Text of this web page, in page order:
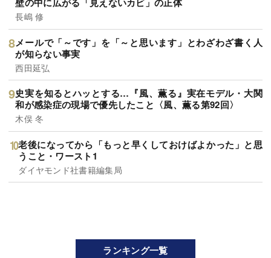
長嶋 修
メールで「～です」を「～と思います」とわざわざ書く人
が知らない事実
西田延弘
史実を知るとハッとする…『風、薫る』実在モデル・大関
和が感染症の現場で優先したこと〈風、薫る第92回〉
木俣 冬
老後になってから「もっと早くしておけばよかった」と思
うこと・ワースト1
ダイヤモンド社書籍編集局
ランキング一覧